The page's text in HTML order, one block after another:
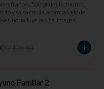
francés, 500 gr de chicharrón,
y salsa criolla, acompañado de
no incluye bebida. imagen
S/ 126.50
Familiar 2